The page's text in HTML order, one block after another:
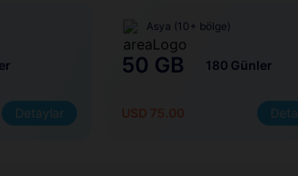
Detaylar
Asya (10+ bölge)
50 GB 180 Günler
USD 75.00